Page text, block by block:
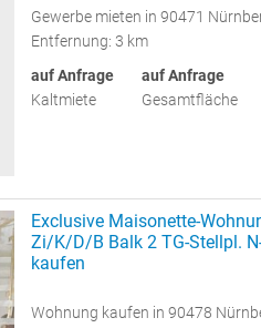
Gewerbe mieten in 90471
Entfernung: 3 km
auf Anfrage
Kaltmiete
auf Anfrage
Gesamtfläche
Exclusive Maisonette-
Zi/K/D/B Balk 2 TG-Stellpl.
kaufen
Wohnung kaufen in 90478